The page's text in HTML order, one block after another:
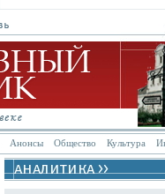
Анонсы Общество Культура